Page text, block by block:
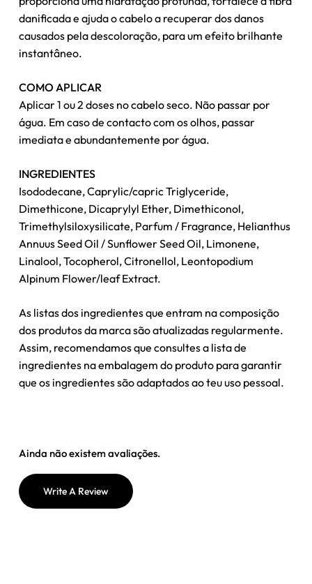
Nenhum produto no carrinho.
Go To Shop
danificada e ajuda o cabelo a recuperar dos danos
causados pela descoloração, para um efeito brilhante
instantâneo.
COMO APLICAR
Aplicar 1 ou 2 doses no cabelo seco. Não passar por
água. Em caso de contacto com os olhos, passar
imediata e abundantemente por água.
INGREDIENTES
Isododecane, Caprylic/capric Triglyceride,
Dimethicone, Dicaprylyl Ether, Dimethiconol,
Trimethylsiloxysilicate, Parfum / Fragrance, Helianthus
Annuus Seed Oil / Sunflower Seed Oil, Limonene,
Linalool, Tocopherol, Citronellol, Leontopodium
Alpinum Flower/leaf Extract.
As listas dos ingredientes que entram ​​na composição
dos produtos da marca são atualizadas regularmente.
Assim, recomendamos que consultes a lista de
ingredientes na embalagem do produto para garantir
que os ingredientes são adaptados ao teu uso pessoal.
Ainda não existem avaliações.
Write A Review